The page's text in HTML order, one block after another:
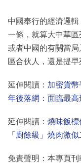
中國奉行的經濟邏
一條，就算大中華
或者中國的有關當
區合伙人，還是提
延伸閱讀： 加密貨
年後落網：面臨最
延伸閱讀： 燒味飯標
「廚餘級」燒肉激
免責聲明：本專頁